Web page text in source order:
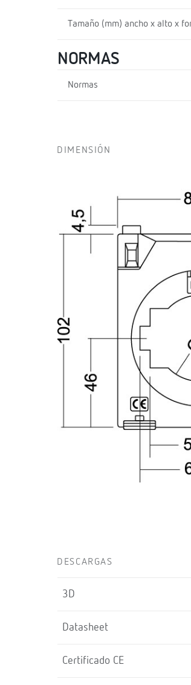
Tamaño (mm) ancho x alto x
NORMAS
Normas
DIMENSIÓN
DESCARGAS
3D
Datasheet
Certificado CE